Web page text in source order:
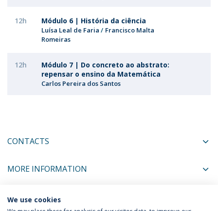
12h Módulo 6 | História da ciência
Luísa Leal de Faria
Francisco Malta
Romeiras
12h
Módulo 7 | Do concreto ao abstrato:
repensar o ensino da Matemática
Carlos Pereira dos Santos
CONTACTS
MORE INFORMATION
We use cookies